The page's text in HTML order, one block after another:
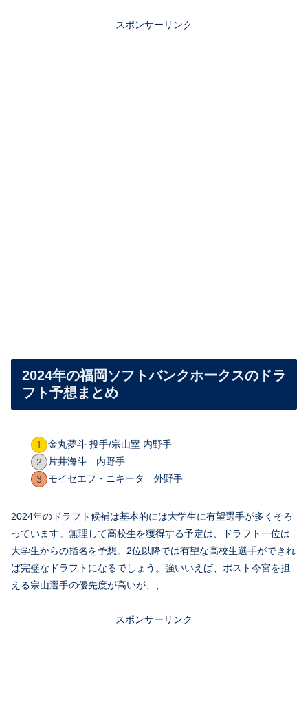
スポンサーリンク
2024年の福岡ソフトバンクホークスのドラ
フト予想まとめ
金丸夢斗 投手/宗山塁 内野手
片井海斗 内野手
モイセエフ・ニキータ 外野手
2024年のドラフト候補は基本的には大学生に有望選手が多くそろ
っています。無理して高校生を獲得する予定は、ドラフト一位は
大学生からの指名を予想。2位以降では有望な高校生選手ができれ
ば完璧なドラフトになるでしょう。強いいえば、ポスト今宮を担
える宗山選手の優先度が高いが、、
スポンサーリンク